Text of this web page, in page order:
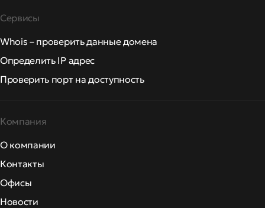
Сервисы
Whois – проверить данные домена
Определить IP адрес
Проверить порт на доступность
Компания
О компании
Контакты
Офисы
Новости